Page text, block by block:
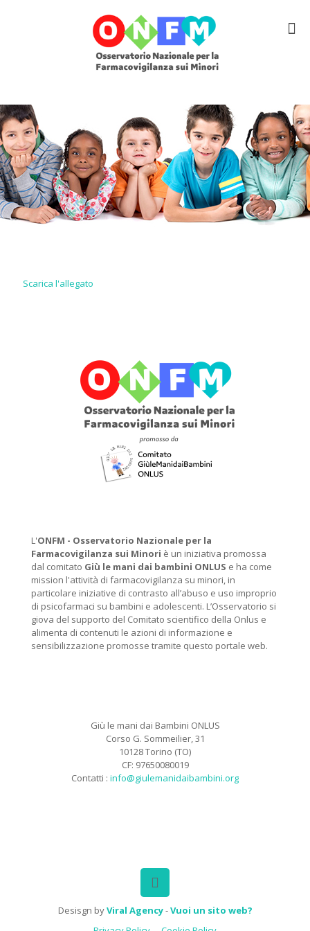
Scarica l'allegato
L'ONFM - Osservatorio Nazionale per la
Farmacovigilanza sui Minori è un iniziativa promossa
dal comitato Giù le mani dai bambini ONLUS e ha come
mission l'attività di farmacovigilanza su minori, in
particolare iniziative di contrasto all’abuso e uso improprio
di psicofarmaci su bambini e adolescenti. L’Osservatorio si
giova del supporto del Comitato scientifico della Onlus e
alimenta di contenuti le azioni di informazione e
sensibilizzazione promosse tramite questo portale web.
Giù le mani dai Bambini ONLUS
Corso G. Sommeilier, 31
10128 Torino (TO)
CF: 97650080019
Contatti : info@giulemanidaibambini.org
Desisgn byViral Agency-Vuoi un sito web?